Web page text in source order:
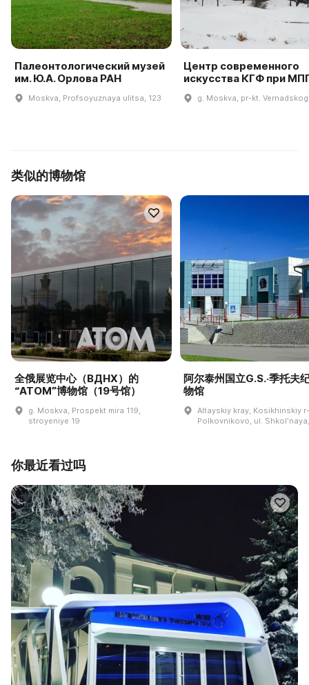
Палеонтологический музей
им. Ю.А. Орлова РАН
Moskva, Profsoyuznaya ulitsa, 123
Центр современного
искусства КГФ при
g. Moskva, pr-kt.
类似的博物馆
全俄展览中心（ВДНХ）的
“ATOM”博物馆（19号馆）
g. Moskva, Prospekt mira 119,
stroyeniye 19
阿尔泰州国立G.S.·季托夫
物馆
Altayskiy kray, Kosikhinskiy
Polkovnikovo, ul.
你最近看过吗